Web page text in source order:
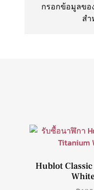
กรอกข้อมูลขอ
สำ
Hublot